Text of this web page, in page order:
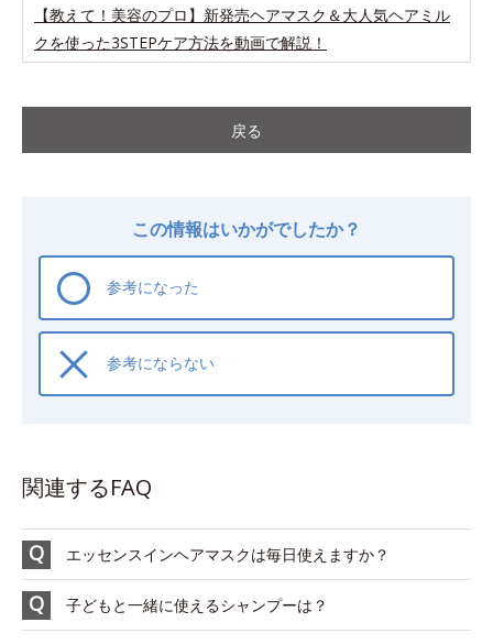
【教えて！美容のプロ】新発売ヘアマスク＆大人気ヘアミル
クを使った3STEPケア方法を動画で解説！
戻る
この情報はいかがでしたか？
参考になった
参考にならない
関連するFAQ
エッセンスインヘアマスクは毎日使えますか？
子どもと一緒に使えるシャンプーは？